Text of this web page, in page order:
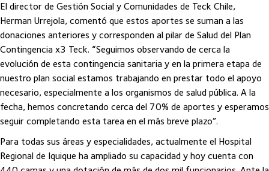
El director de Gestión Social y Comunidades de Teck Chile,
Herman Urrejola, comentó que estos aportes se suman a las
donaciones anteriores y corresponden al pilar de Salud del Plan
Contingencia x3 Teck. “Seguimos observando de cerca la
evolución de esta contingencia sanitaria y en la primera etapa de
nuestro plan social estamos trabajando en prestar todo el apoyo
necesario, especialmente a los organismos de salud pública. A la
fecha, hemos concretando cerca del 70% de aportes y esperamos
seguir completando esta tarea en el más breve plazo”.
Para todas sus áreas y especialidades, actualmente el Hospital
Regional de Iquique ha ampliado su capacidad y hoy cuenta con